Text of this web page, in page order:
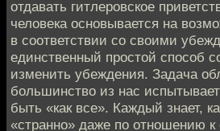
отдавать гитлеровское
человека основывается на
в соответствии со своими
единственный простой способ
изменить убеждения. Задача
большинство из нас
быть «как все». Каждый знает,
«странно» даже по отношению